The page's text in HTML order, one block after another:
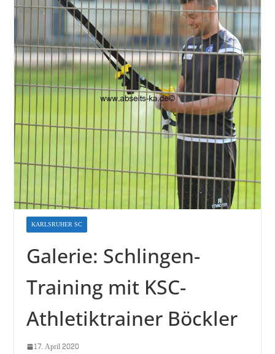
KARLSRUHER SC
Galerie: Schlingen-
Training mit KSC-
Athletiktrainer Böckler
17. April 2020